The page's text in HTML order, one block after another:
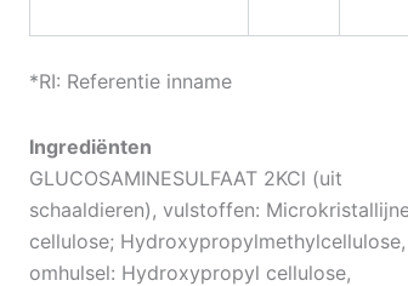
*RI: Referentie inname
Ingrediënten
GLUCOSAMINESULFAAT 2KCl (uit
schaaldieren), vulstoffen:
cellulose; Hydroxypropylmethylcellulose,
omhulsel: Hydroxypropyl cellulose,